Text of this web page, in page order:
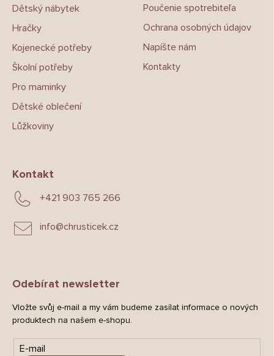
Dětský nábytek
Hračky
Kojenecké potřeby
Školní potřeby
Pro maminky
Dětské oblečení
Lůžkoviny
Poučenie spotrebiteľa
Ochrana osobných údajov
Napíšte nám
Kontakty
Kontakt
info@chrusticek.cz
+421 903 765 266
Odebírat newsletter
Vložte svůj e-mail a my vám budeme zasílat informace o nových
produktech na našem e-shopu.
E-mail